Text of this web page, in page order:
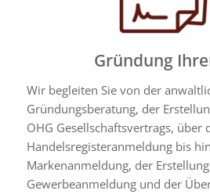
Gründung
Wir begleiten Sie von der
Gründungsberatung, der
OHG Gesellschaftsvertrags, über
Handelsregisteranmeldung bis
Markenanmeldung, der
Gewerbeanmeldung und der